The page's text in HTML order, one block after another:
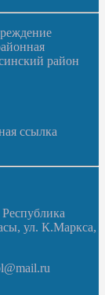
район
ссылка
ул. К.Маркса,